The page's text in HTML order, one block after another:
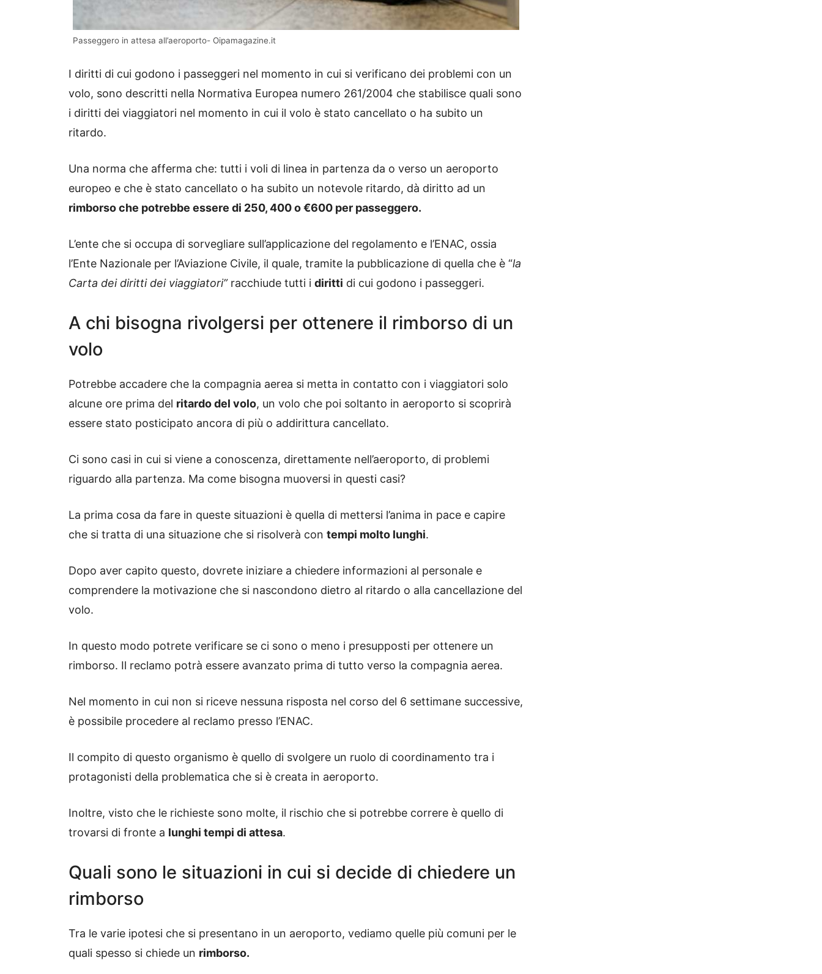
Passeggero in attesa all’aeroporto- Oipamagazine.it
I diritti di cui godono i passeggeri nel momento in cui si verificano dei problemi con un
volo, sono descritti nella Normativa Europea numero 261/2004 che stabilisce quali sono
i diritti dei viaggiatori nel momento in cui il volo è stato cancellato o ha subito un
ritardo.
Una norma che afferma che: tutti i voli di linea in partenza da o verso un aeroporto
europeo e che è stato cancellato o ha subito un notevole ritardo, dà diritto ad un
rimborso che potrebbe essere di 250, 400 o €600 per passeggero.
L’ente che si occupa di sorvegliare sull’applicazione del regolamento e l’ENAC, ossia
l’Ente Nazionale per l’Aviazione Civile, il quale, tramite la pubblicazione di quella che è “la
Carta dei diritti dei viaggiatori”racchiude tutti i diritti di cui godono i passeggeri.
A chi bisogna rivolgersi per ottenere il rimborso di un
volo
Potrebbe accadere che la compagnia aerea si metta in contatto con i viaggiatori solo
alcune ore prima del ritardo del volo, un volo che poi soltanto in aeroporto si scoprirà
essere stato posticipato ancora di più o addirittura cancellato.
Ci sono casi in cui si viene a conoscenza, direttamente nell’aeroporto, di problemi
riguardo alla partenza. Ma come bisogna muoversi in questi casi?
La prima cosa da fare in queste situazioni è quella di mettersi l’anima in pace e capire
che si tratta di una situazione che si risolverà con tempi molto lunghi.
Dopo aver capito questo, dovrete iniziare a chiedere informazioni al personale e
comprendere la motivazione che si nascondono dietro al ritardo o alla cancellazione del
volo.
In questo modo potrete verificare se ci sono o meno i presupposti per ottenere un
rimborso. Il reclamo potrà essere avanzato prima di tutto verso la compagnia aerea.
Nel momento in cui non si riceve nessuna risposta nel corso del 6 settimane successive,
è possibile procedere al reclamo presso l’ENAC.
Il compito di questo organismo è quello di svolgere un ruolo di coordinamento tra i
protagonisti della problematica che si è creata in aeroporto.
Inoltre, visto che le richieste sono molte, il rischio che si potrebbe correre è quello di
trovarsi di fronte a lunghi tempi di attesa.
Quali sono le situazioni in cui si decide di chiedere un
rimborso
Tra le varie ipotesi che si presentano in un aeroporto, vediamo quelle più comuni per le
quali spesso si chiede un rimborso.